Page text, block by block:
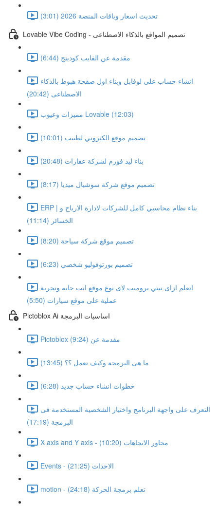
تحديث اسعار وباقات المنصة 2026 (3:01)
Lovable Vibe Coding - تصميم المواقع بالذكاء الاصطناعى
مقدمة عن الفايب كودينج (6:44)
انشاء حساب على لوفابل وبناء اول صفحة هبوط بالذكاء
الاصطناعى (20:42)
مميزات وعيوب Lovable (12:03)
تصميم موقع الكتروني لطبيب (10:01)
بناء ليد فورم لشركة عقارات (20:48)
تصميم موقع شركة سوشيال ميديا (8:17)
ERP | بناء نظام محاسبي كامل للشركات لادارة الارباح و
الخسائر (11:14)
تصميم موقع شركة سياحة (8:20)
تصميم بورتوفوليو شخصي (6:23)
اتعلم ازاى تبني برومبت لاى نوع موقع انت حابه وتجربة
عملية على موقع سيارات (5:50)
Pictoblox Ai اساسيات البرمجة
Pictoblox مقدمة عن (9:24)
ما هى البرمجة وكيف تعمل ؟؟ (13:45)
خطوات انشاء حساب جديد (6:28)
التعرف على واجهة البرنامج واختيار الشخصية المستخدمة فى
البرمجة (17:19)
X axis and Y axis - محاور الاتجاهات (10:20)
Events - الاحداث (21:25)
motion - تعلم برمجة الحركة (24:18)